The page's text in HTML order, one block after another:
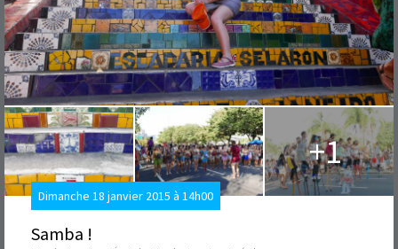
+1
Dimanche 18 janvier 2015 à 14h00
Samba !